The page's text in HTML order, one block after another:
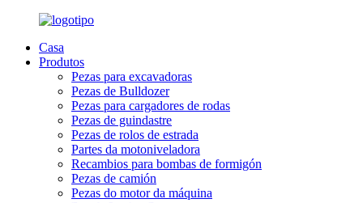
Casa
Produtos
Pezas para excavadoras
Pezas de Bulldozer
Pezas para cargadores de rodas
Pezas de guindastre
Pezas de rolos de estrada
Partes da motoniveladora
Recambios para bombas de formigón
Pezas de camión
Pezas do motor da máquina